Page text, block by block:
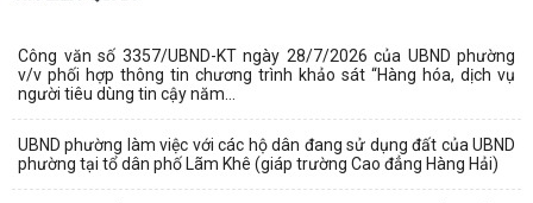
Công văn số 3357/UBND-KT ngày 28/7/2026 của UBND phường
v/v phối hợp thông tin chương trình khảo sát “Hàng hóa, dịch vụ
người tiêu dùng tin cậy năm...
UBND phường làm việc với các hộ dân đang sử dụng đất của UBND
phường tại tổ dân phố Lãm Khê (giáp trường Cao đẳng Hàng Hải)